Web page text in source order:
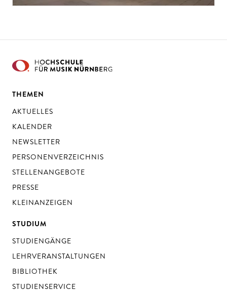
THEMEN
AKTUELLES
KALENDER
NEWSLETTER
PERSONENVERZEICHNIS
STELLENANGEBOTE
PRESSE
KLEINANZEIGEN
STUDIUM
STUDIENGÄNGE
LEHRVERANSTALTUNGEN
BIBLIOTHEK
STUDIENSERVICE